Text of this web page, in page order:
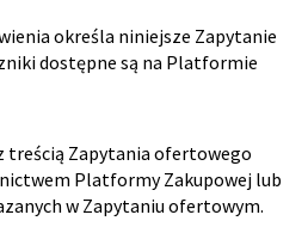
określa niniejsze Zapytanie
dostępne są na Platformie
treścią Zapytania ofertowego
Platformy Zakupowej lub
w Zapytaniu ofertowym.